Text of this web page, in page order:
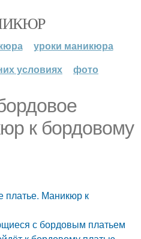
уроки маникюра
условиях
фото
к бордовому
платье. Маникюр к
с бордовым платьем